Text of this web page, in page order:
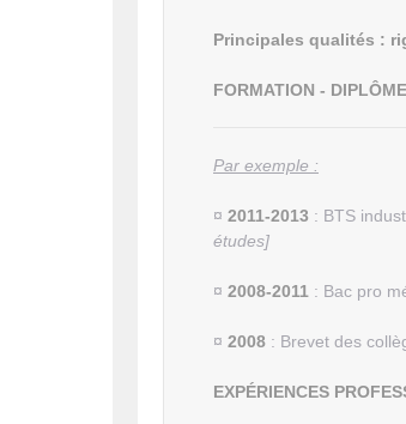
Principales qualités :
FORMATION -
Par exemple :
¤ 2011-2013 : BTS
études]
¤ 2008-2011 : Bac pro
¤ 2008 : Brevet des
EXPÉRIENCES